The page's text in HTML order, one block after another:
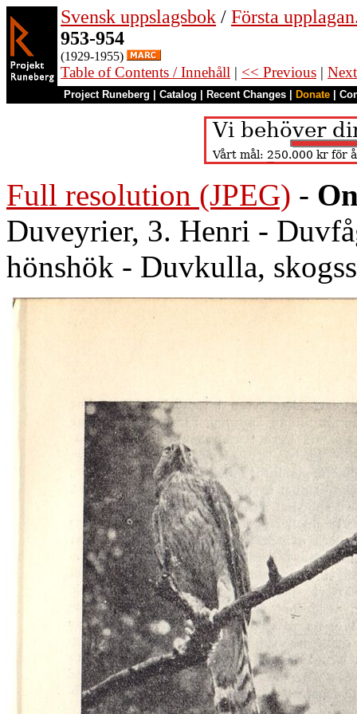
Svensk uppslagsbok / Första
953-954
(1929-1955)
Table of Contents / Innehåll | << Previous |
Project Runeberg Catalog Recent Changes Donate
Full resolution (JPEG) -
Duveyrier, 3. Henri -
hönshök - Duvkulla,